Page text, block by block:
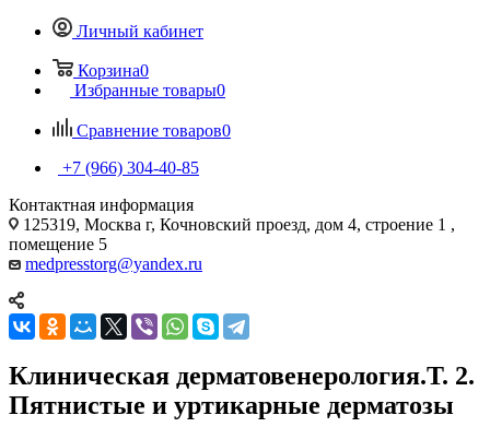
Личный кабинет
Корзина0
Избранные товары0
Сравнение товаров0
+7 (966) 304-40-85
Контактная информация
125319, Москва г, Кочновский проезд, дом 4, строение 1 ,
помещение 5
medpresstorg@yandex.ru
Клиническая дерматовенерология.Т. 2.
Пятнистые и уртикарные дерматозы